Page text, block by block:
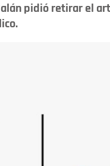
pidió retirar el